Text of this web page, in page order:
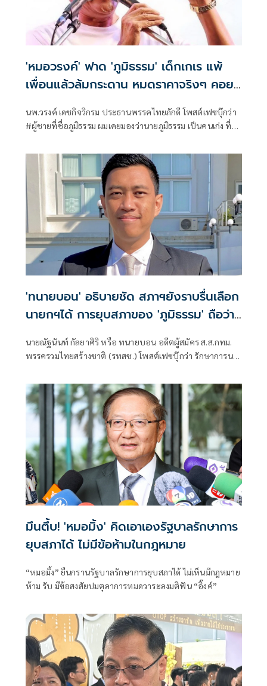
'หมอวรงค์' ฟาด 'ภูมิธรรม' เด็กเกเร แพ้
เพื่อนแล้วล้มกระดาน หมดราคาจริงๆ คอยดู
นพ.วรงค์ เดชกิจวิกรม ประธานพรรคไทยภักดี โพสต์เฟซบุ๊กว่า
#ผู้ชายที่ชื่อภูมิธรรม ผมเคยมองว่านายภูมิธรรม เป็นคนเก่ง ที่มี
มีอุดมการณ์เพราะเคยเข้าป่า ทำให้นายทักษิณมีความไว้เนื้อเชื่อ
'ทนายบอน' อธิบายชัด สภาฯยังราบรื่นเลือก
นายกฯได้ การยุบสภาของ 'ภูมิธรรม' ถือว่า
นายณัฐนันท์ กัลยาศิริ หรือ ทนายบอน อดีตผู้สมัคร ส.ส.กทม.
พรรครวมไทยสร้างชาติ (รทสช.) โพสต์เฟซบุ๊กว่า รักษาการนา
มึนตึ้บ! 'หมอมิ้ง' คิดเอาเองรัฐบาลรักษาการ
ยุบสภาได้ ไม่มีข้อห้ามในกฎหมาย
“หมอมิ้ง” ยืนกรานรัฐบาลรักษาการยุบสภาได้ ไม่เห็นมีกฎหมาย
ห้าม รับ มีข้อสงสัยปมตุลาการหมดวาระลงมติฟัน “อิ๊งค์”